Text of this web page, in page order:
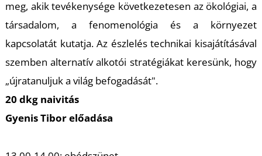
meg, akik tevékenysége következetesen az ökológiai, a
társadalom, a fenomenológia és a környezet
kapcsolatát kutatja. Az észlelés technikai kisajátításával
szemben alternatív alkotói stratégiákat keresünk, hogy
„újratanuljuk a világ befogadását".
20 dkg naivitás
Gyenis Tibor előadása